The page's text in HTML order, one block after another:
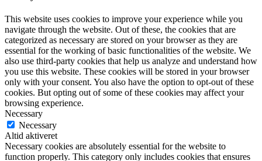
This website uses cookies to improve your experience while you
navigate through the website. Out of these, the cookies that are
categorized as necessary are stored on your browser as they are
essential for the working of basic functionalities of the website. We
also use third-party cookies that help us analyze and understand how
you use this website. These cookies will be stored in your browser
only with your consent. You also have the option to opt-out of these
cookies. But opting out of some of these cookies may affect your
browsing experience.
Necessary
Necessary
Altid aktiveret
Necessary cookies are absolutely essential for the website to
function properly. This category only includes cookies that ensures